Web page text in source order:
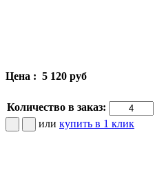
Цена : 5 120 руб
Количество в заказ:
или купить в 1 клик